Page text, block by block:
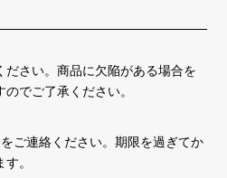
さい。商品に欠陥がある場合を
でご了承ください。
ご連絡ください。期限を過ぎてか
。